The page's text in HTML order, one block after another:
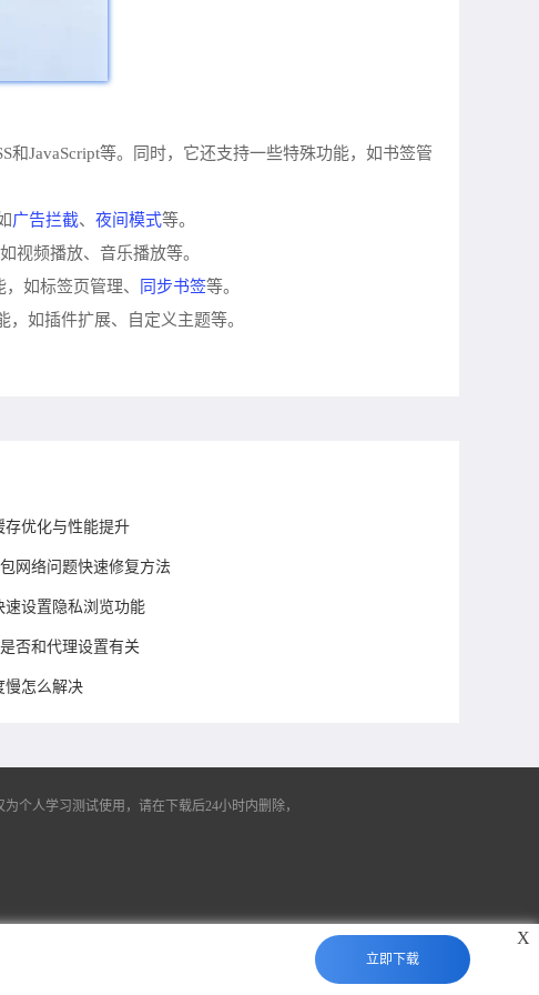
JavaScript等。同时，它还支持一些特殊功能，如书签管
广告拦截、 夜间模式等。
视频播放、音乐播放等。
如标签页管理、
同步书签等。
如插件扩展、自定义主题等。
优化与性能提升
网络问题快速修复方法
设置隐私浏览功能
否和代理设置有关
慢怎么解决
个人学习测试使用，请在下载后24小时内删除，
立即下载
X